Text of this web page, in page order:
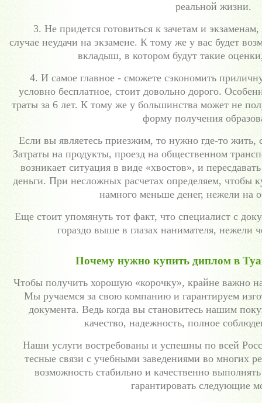
реальной жизни.
3. Не придется готовиться к зачетам и
случае неудачи на экзамене. К тому же у вас будет
вкладыш, в котором будут такие
4. И самое главное - сможете сэкономить
условно бесплатное, стоит довольно дорого.
траты за 6 лет. К тому же у большинства может не
форму получения
Если вы являетесь приезжим, то нужно где-то
Затраты на продукты, проезд на общественном
возникает ситуация в виде «хвостов», и
деньги. При несложных расчетах определяем, чтобы
намного меньше денег, нежели на
Еще стоит упомянуть тот факт, что специалист с
гораздо выше в глазах нанимателя, нежели
Почему нужно купить диплом в
Чтобы получить хорошую «корочку», крайне важно
Мы ручаемся за свою компанию и гарантируем
документа. Ведь когда вы становитесь нашим
качество, надежность, полное
Наши услуги востребованы и успешны по всей
тесные связи с учебными заведениями во многих
возможность стабильно и качественно
гарантировать следующие